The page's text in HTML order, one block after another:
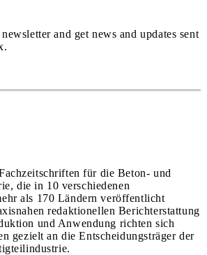
and get news and updates sent
für die Beton- und
die in 10 verschiedenen
als 170 Ländern veröffentlicht
redaktionellen Berichterstattung
und Anwendung richten sich
gezielt an die Entscheidungsträger der